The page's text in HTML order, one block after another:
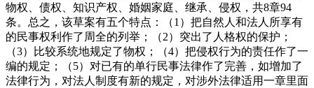
物权、债权、知识产权、婚姻家庭、继承、侵权，共8章94
条。总之，该草案有五个特点：（1 ）把自然人和法人所享有
的民事权利作了周全的列举；（2）突出了人格权的保护；
（3）比较系统地规定了物权；（4）把侵权行为的责任作了一
编的规定；（5）对已有的单行民事法律作了完善，如增加了
法律行为，对法人制度有新的规定，对涉外法律适用一章里面